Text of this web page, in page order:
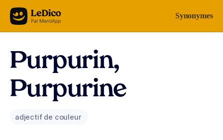
Aller au contenu Synonymes
Purpurin,
Purpurine
adjectif de couleur